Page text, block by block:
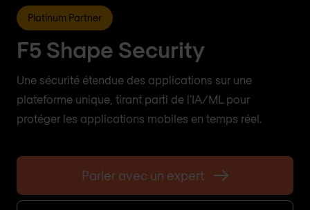
Platinum Partner
F5 Shape Security
Une sécurité étendue des applications sur une
plateforme unique, tirant parti de l'IA/ML pour
protéger les applications mobiles en temps réel.
Parler avec un expert